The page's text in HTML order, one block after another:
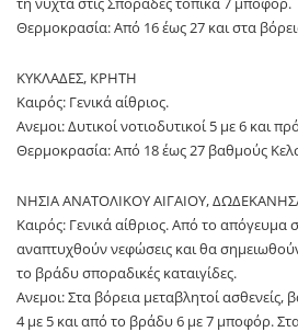
Θερμοκρασία: Από 16 έως 27 και στα
ΚΥΚΛΑΔΕΣ, ΚΡΗΤΗ
Καιρός: Γενικά αίθριος.
Ανεμοι: Δυτικοί νοτιοδυτικοί 5 με 6 και
Θερμοκρασία: Από 18 έως 27 βαθμούς
ΝΗΣΙΑ ΑΝΑΤΟΛΙΚΟΥ ΑΙΓΑΙΟΥ,
Καιρός: Γενικά αίθριος. Από το απόγευμα
αναπτυχθούν νεφώσεις και θα
το βράδυ σποραδικές καταιγίδες.
Ανεμοι: Στα βόρεια μεταβλητοί ασθενείς,
4 με 5 και από το βράδυ 6 με 7 μποφόρ.